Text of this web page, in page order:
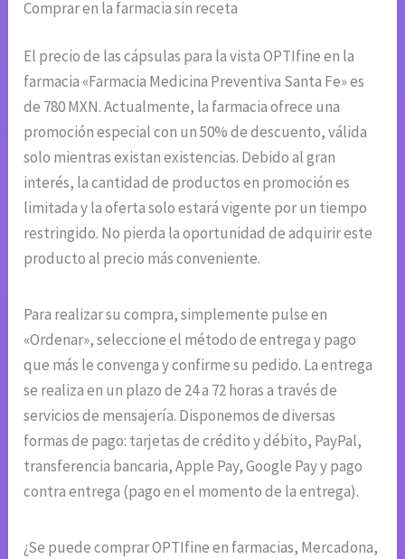
Comprar en la farmacia sin receta
El precio de las cápsulas para la vista OPTIfine en la
farmacia «Farmacia Medicina Preventiva Santa Fe» es
de 780 MXN. Actualmente, la farmacia ofrece una
promoción especial con un 50% de descuento, válida
solo mientras existan existencias. Debido al gran
interés, la cantidad de productos en promoción es
limitada y la oferta solo estará vigente por un tiempo
restringido. No pierda la oportunidad de adquirir este
producto al precio más conveniente.
Para realizar su compra, simplemente pulse en
«Ordenar», seleccione el método de entrega y pago
que más le convenga y confirme su pedido. La entrega
se realiza en un plazo de 24 a 72 horas a través de
servicios de mensajería. Disponemos de diversas
formas de pago: tarjetas de crédito y débito, PayPal,
transferencia bancaria, Apple Pay, Google Pay y pago
contra entrega (pago en el momento de la entrega).
¿Se puede comprar OPTIfine en farmacias, Mercadona,